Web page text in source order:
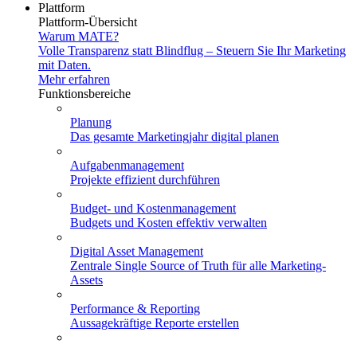
Plattform
Plattform-Übersicht
Warum MATE?
Volle Transparenz statt Blindflug – Steuern Sie Ihr Marketing
mit Daten.
Mehr erfahren
Funktionsbereiche
Planung
Das gesamte Marketingjahr digital planen
Aufgabenmanagement
Projekte effizient durchführen
Budget- und Kostenmanagement
Budgets und Kosten effektiv verwalten
Digital Asset Management
Zentrale Single Source of Truth für alle Marketing-
Assets
Performance & Reporting
Aussagekräftige Reporte erstellen